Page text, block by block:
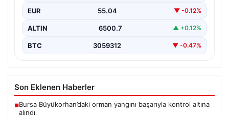
EUR 55.04 ▼ -0.12%
ALTIN 6500.7 ▲ +0.12%
BTC 3059312 ▼ -0.47%
Son Eklenen Haberler
■Bursa Büyükorhan’daki orman yangını başarıyla kontrol altına
alındı